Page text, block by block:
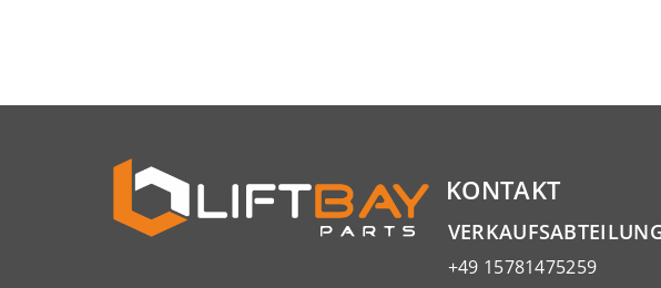
KONTAKT
+49 15781475259